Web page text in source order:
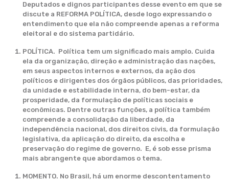
Deputados e dignos participantes desse evento em que se
discute a REFORMA POLÍTICA, desde logo expressando o
entendimento que ela não compreende apenas a reforma
eleitoral e do sistema partidário.
POLÍTICA. Política tem um significado mais amplo. Cuida
ela da organização, direção e administração das nações,
em seus aspectos internos e externos, da ação dos
políticos e dirigentes dos órgãos públicos, das prioridades,
da unidade e estabilidade interna, do bem-estar, da
prosperidade, da formulação de políticas sociais e
econômicas. Dentre outras funções, a política também
compreende a consolidação da liberdade, da
independência nacional, dos direitos civis, da formulação
legislativa, da aplicação do direito, da escolha e
preservação do regime de governo. E, é sob esse prisma
mais abrangente que abordamos o tema.
MOMENTO. No Brasil, há um enorme descontentamento